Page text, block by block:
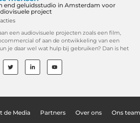
end geluidsstudio in Amsterdam voor
project
een audiovisuele projecten zoals een film,
of aan de ontwikkeling van een
je daar wel wat hulp bij gebruiken? Dan is het
de Media Partners Over ons Ons team